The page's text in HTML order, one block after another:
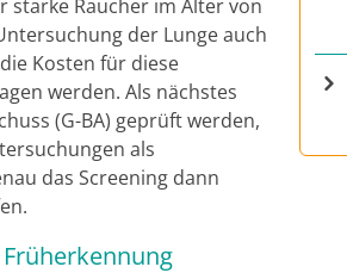
starke Raucher im Alter von
der Lunge auch
Kosten für diese
werden. Als nächstes
(G-BA) geprüft werden,
als
das Screening dann